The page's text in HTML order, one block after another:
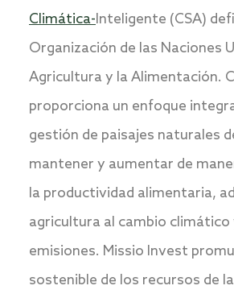
Climática-Inteligente (CSA)
Organización de las Naciones
Agricultura y la Alimentación.
proporciona un enfoque
gestión de paisajes naturales
mantener y aumentar de
la productividad alimentaria,
agricultura al cambio climático
emisiones. Missio Invest
sostenible de los recursos de